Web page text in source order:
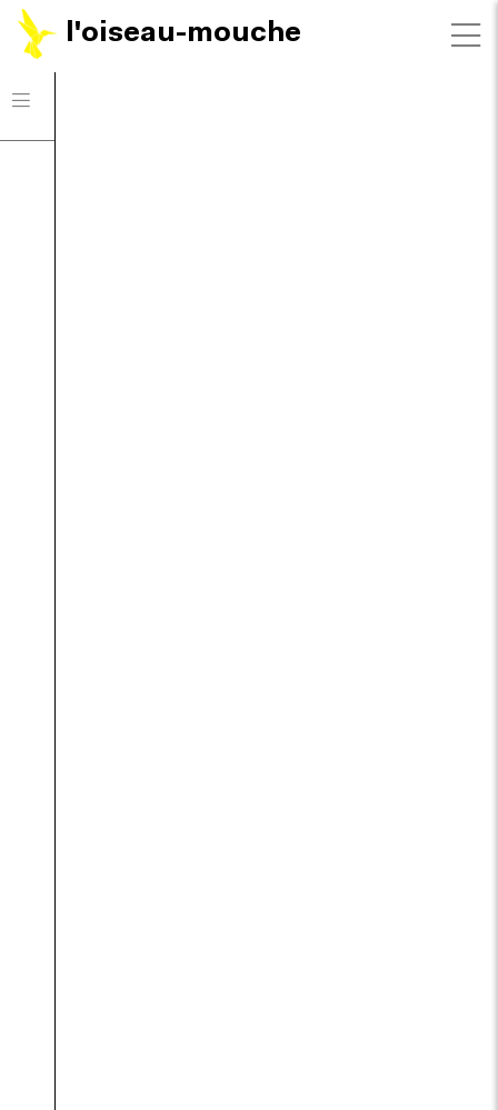
l'oiseau-mouche